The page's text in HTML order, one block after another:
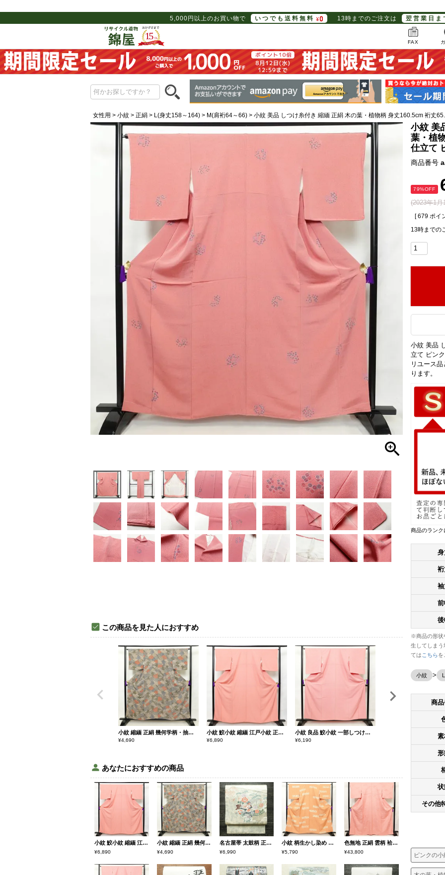
5,000円以上のお買い物で いつでも送料無料 13時までのご注文は 翌営業日
FAX
女性用 小紋 正絹 L(身丈158～164) M(肩裄64～66) 小紋 美品 しつけ糸付き 縮緬 正絹 木の葉・植物柄 身丈160.5cm 裄丈
小紋 美
葉・植
仕立て
商品番号
(2023年1
79%OFF
[ 679 ポイ
13時までの
小紋 美品
立て ピン
リユース
ります。
商品のラン
※商品の形状
生してしま
ては こちらを
小紋
商
その他
ピンクの小
この商品を見た人におすすめ
小紋 縮緬 正絹 幾何学柄・抽象柄 袷仕立て 身丈158cm 裄丈65cm 多色使い
¥4,690
小紋 鮫小紋 縮緬 江戸小紋 正絹 古典柄 袷仕立て 身丈159.5cm 裄丈67cm 着物 ピンク
¥6,890
小紋 良品 鮫小紋 一部しつけ糸付き 正絹 古典柄 袷仕立て 身丈158cm 裄丈65cm ピンク
¥6,190
あなたにおすすめの商品
小紋 鮫小紋 縮緬 江戸小紋 正絹 古典柄 袷仕立て 身丈159.5cm 裄丈67cm 着物 ピンク
¥6,890
小紋 縮緬 正絹 幾何学柄・抽象柄 袷仕立て 身丈158cm 裄丈65cm 多色使い
¥4,690
名古屋帯 太鼓柄 正絹 古典柄 名古屋仕立て なごや帯 リサイクル帯 帯 箔 紅葉 松 菊 白
¥6,990
小紋 柄生かし染め 美品 正絹 花柄 袷仕立て 身丈159cm 裄丈66.5cm 橙
¥5,790
色無地 正絹 雲柄 袷仕立て 身丈166cm 裄丈66.5cm リサイクル着物 着物 ピンク
¥43,800